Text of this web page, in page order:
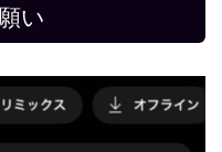
い